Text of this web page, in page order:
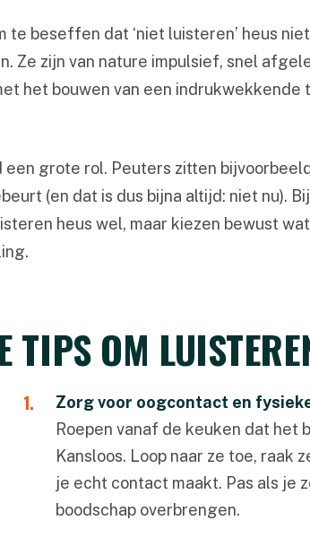
te beseffen dat ‘niet luisteren’ heus
Ze zijn van nature impulsief, snel
het bouwen van een
grote rol. Peuters zitten
(en dat is dus bijna altijd: niet nu).
heus wel, maar kiezen bewust
TIPS OM
Zorg voor oogcontact en
Roepen vanaf de keuken dat het
Kansloos. Loop naar ze toe, raak
je echt contact maakt. Pas als je
boodschap overbrengen.